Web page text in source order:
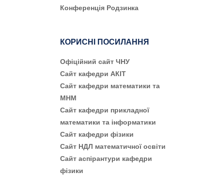
Конференція Родзинка
КОРИСНІ ПОСИЛАННЯ
Офіційний сайт ЧНУ
Сайт кафедри АКІТ
Сайт кафедри математики та
МНМ
Сайт кафедри прикладної
математики та інформатики
Сайт кафедри фізики
Сайт НДЛ математичної освіти
Сайт аспірантури кафедри
фізики